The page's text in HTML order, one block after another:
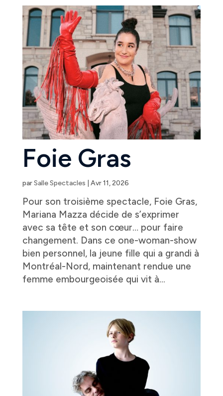
Foie Gras
parSalle Spectacles Avr 11, 2026
Pour son troisième spectacle, Foie Gras,
Mariana Mazza décide de s’exprimer
avec sa tête et son cœur… pour faire
changement. Dans ce one-woman-show
bien personnel, la jeune fille qui a grandi à
Montréal-Nord, maintenant rendue une
femme embourgeoisée qui vit à...